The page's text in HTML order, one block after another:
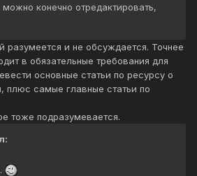
можно конечно отредактировать,
разумеется и не обсуждается. Точнее
в обязательные требования для
основные статьи по ресурсу о
плюс самые главные статьи по
тоже подразумевается.